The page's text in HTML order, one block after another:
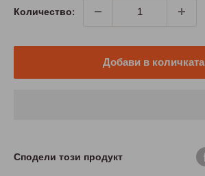
Количество:
Добави в количката
Сподели този продукт